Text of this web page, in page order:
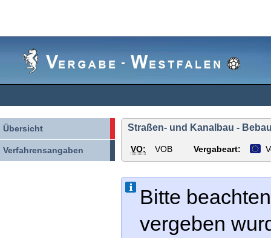
Übersicht
Verfahrensangaben
Straßen- und Kanalbau -
VO: VOB Vergabeart:
Bitte
vergeben